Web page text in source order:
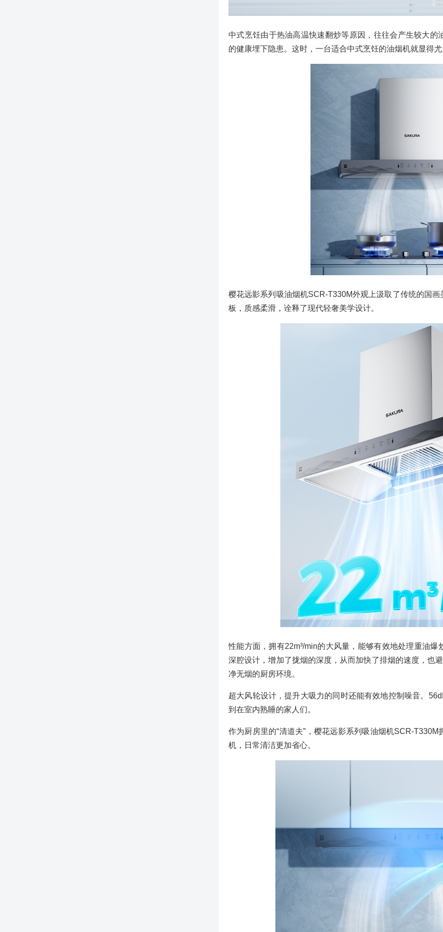
中式烹饪由于热油高温快速翻炒等原因，往往会产生较大
的健康埋下隐患。这时，一台适合中式烹饪的油烟机就显得
樱花远影系列吸油烟机SCR-T330M外观上汲取了传统的国
板，质感柔滑，诠释了现代轻奢美学设计。
性能方面，拥有22m³/min的大风量，能够有效地处理重油
深腔设计，增加了拢烟的深度，从而加快了排烟的速度，也
净无烟的厨房环境。
超大风轮设计，提升大吸力的同时还能有效地控制噪音。
到在室内熟睡的家人们。
作为厨房里的“清道夫”，樱花远影系列吸油烟机SCR-
机，日常清洁更加省心。